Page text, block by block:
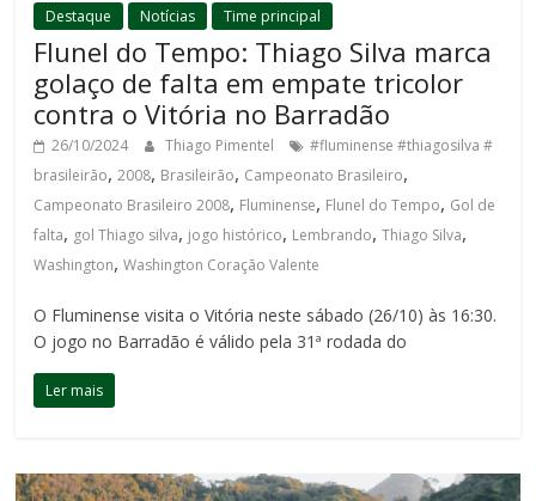
Destaque Notícias Time principal
Flunel do Tempo: Thiago Silva marca
golaço de falta em empate tricolor
contra o Vitória no Barradão
26/10/2024 Thiago Pimentel
#fluminense #thiagosilva #
brasileirão,2008, Brasileirão, Campeonato Brasileiro,
Campeonato Brasileiro 2008, Fluminense, Flunel do Tempo, Gol de
falta, gol Thiago silva, jogo histórico, Lembrando,Thiago Silva,
Washington,Washington Coração Valente
O Fluminense visita o Vitória neste sábado (26/10) às 16:30.
O jogo no Barradão é válido pela 31ª rodada do
Ler mais